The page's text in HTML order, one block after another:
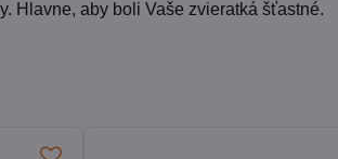
Hlavne, aby boli Vaše zvieratká šťastné.